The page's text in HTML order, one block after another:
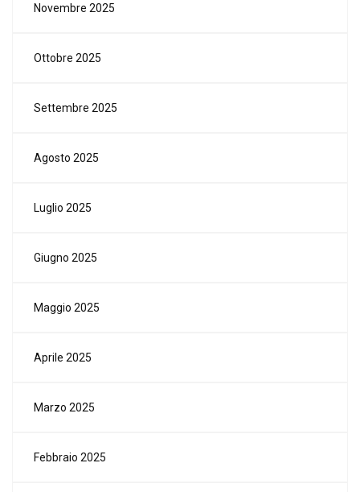
Novembre 2025
Ottobre 2025
Settembre 2025
Agosto 2025
Luglio 2025
Giugno 2025
Maggio 2025
Aprile 2025
Marzo 2025
Febbraio 2025